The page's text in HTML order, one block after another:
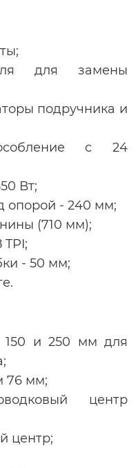
для замены
подручника и
с 24
Вт;
опорой - 240 мм;
(710 мм);
- 50 мм;
150 и 250 мм для
76 мм;
центр
центр;